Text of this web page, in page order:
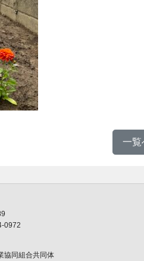
一覧
0972
協同組合共同体